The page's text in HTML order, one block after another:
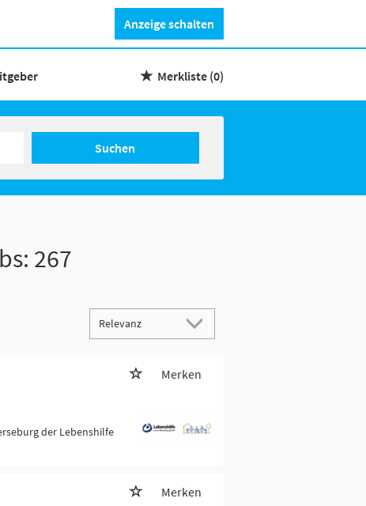
Anzeige schalten
Merkliste (0)
Suchen
267
Merken
der Lebenshilfe
Merken